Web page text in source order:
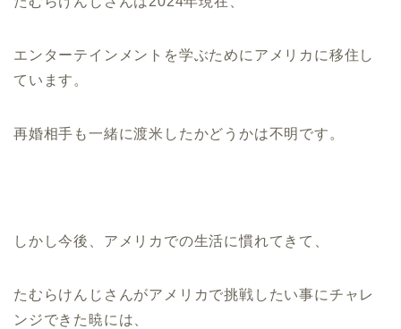
エンターテインメントを学ぶためにアメリカに移住し
ています。
再婚相手も一緒に渡米したかどうかは不明です。
しかし今後、アメリカでの生活に慣れてきて、
たむらけんじさんがアメリカで挑戦したい事にチャレ
ンジできた暁には、